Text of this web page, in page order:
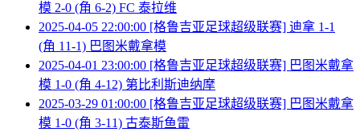
模 2-0 (角 6-2) FC 泰拉维
2025-04-05 22:00:00 [格鲁吉亚足球超级联赛] 迪拿 1-1
(角 11-1) 巴图米戴拿模
2025-04-01 23:00:00 [格鲁吉亚足球超级联赛] 巴图米戴拿
模 1-0 (角 4-12) 第比利斯迪纳摩
2025-03-29 01:00:00 [格鲁吉亚足球超级联赛] 巴图米戴拿
模 1-0 (角 3-11) 古泰斯鱼雷